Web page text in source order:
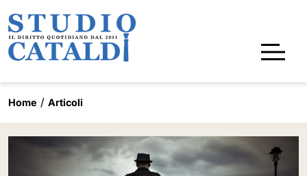
Home Articoli